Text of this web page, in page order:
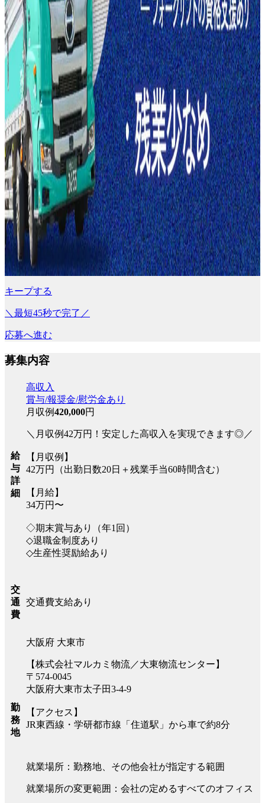
キープする
＼最短45秒で完了／
応募へ進む
募集内容
給
与
詳
細
高収入
賞与/報奨金/慰労金あり
月収例420,000円
＼月収例42万円！安定した高収入を実現できます◎／
【月収例】
42万円（出勤日数20日＋残業手当60時間含む）
【月給】
34万円〜
◇期末賞与あり（年1回）
◇退職金制度あり
◇生産性奨励給あり
交
通
費
交通費支給あり
勤
務
地
大阪府 大東市
【株式会社マルカミ物流／大東物流センター】
〒574-0045
大阪府大東市太子田3-4-9
【アクセス】
JR東西線・学研都市線「住道駅」から車で約8分
就業場所：勤務地、その他会社が指定する範囲
就業場所の変更範囲：会社の定めるすべてのオフィス